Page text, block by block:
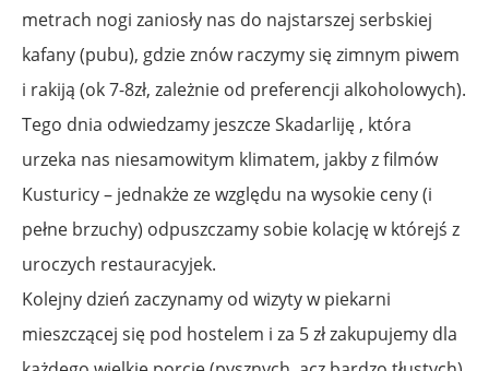
metrach nogi zaniosły nas do najstarszej serbskiej
kafany (pubu), gdzie znów raczymy się zimnym piwem
i rakiją (ok 7-8zł, zależnie od preferencji alkoholowych).
Tego dnia odwiedzamy jeszcze Skadarliję , która
urzeka nas niesamowitym klimatem, jakby z filmów
Kusturicy – jednakże ze względu na wysokie ceny (i
pełne brzuchy) odpuszczamy sobie kolację w którejś z
uroczych restauracyjek.
Kolejny dzień zaczynamy od wizyty w piekarni
mieszczącej się pod hostelem i za 5 zł zakupujemy dla